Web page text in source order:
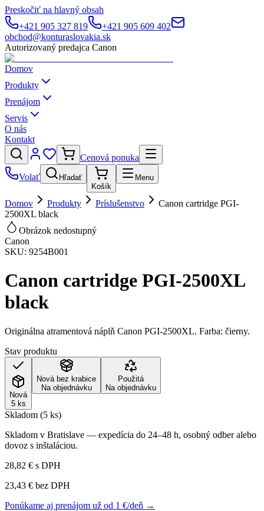
Preskočiť na hlavný obsah
+421 905 327 819
+421 905 609 402
obchod@konturaslovakia.sk
Autorizovaný predajca Canon
Domov
Produkty
Prenájom
Servis
O nás
Kontakt
Cenová ponuka
Volať
Hľadať
Košík
Menu
Domov Produkty Príslušenstvo
Canon cartridge PGI-
2500XL black
Obrázok nedostupný
Canon
SKU: 9254B001
Canon cartridge PGI-2500XL
black
Originálna atramentová náplň Canon PGI-2500XL. Farba: čierny.
Stav produktu
Nová
5 ks
Nová bez krabice
Na objednávku
Použitá
Na objednávku
Skladom (5 ks)
Skladom v Bratislave — expedícia do 24–48 h, osobný odber alebo
dovoz s inštaláciou.
28,82 € s DPH
23,43 € bez DPH
Ponúkame aj prenájom už od 1 €/deň →